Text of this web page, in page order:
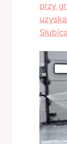
przy